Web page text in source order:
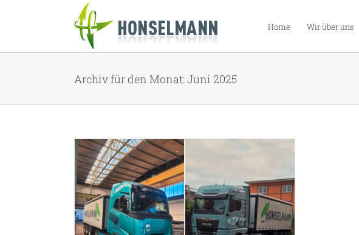
Home Wir über uns
Archiv für den Monat:Juni 2025